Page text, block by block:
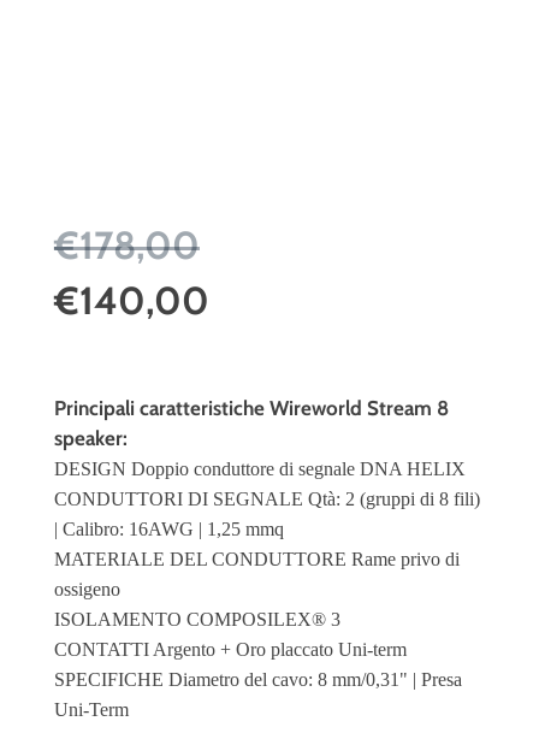
€178,00
€140,00
Principali caratteristiche Wireworld Stream 8
speaker:
DESIGN Doppio conduttore di segnale DNA HELIX
CONDUTTORI DI SEGNALE Qtà: 2 (gruppi di 8 fili)
| Calibro: 16AWG | 1,25 mmq
MATERIALE DEL CONDUTTORE Rame privo di
ossigeno
ISOLAMENTO COMPOSILEX® 3
CONTATTI Argento + Oro placcato Uni-term
SPECIFICHE Diametro del cavo: 8 mm/0,31" | Presa
Uni-Term